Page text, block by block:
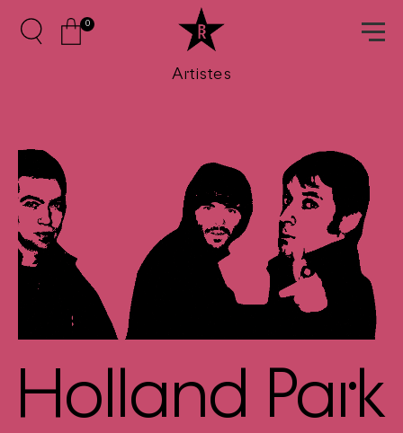
Artistes
0
Holland Park